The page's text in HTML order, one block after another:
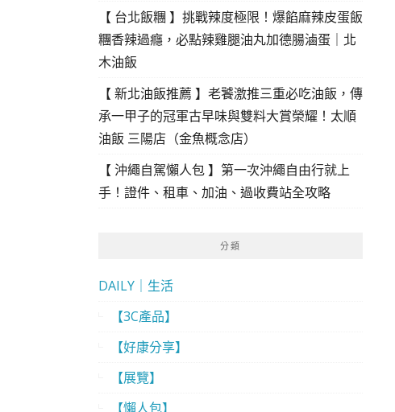
【 台北飯糰 】挑戰辣度極限！爆餡麻辣皮蛋飯
糰香辣過癮，必點辣雞腿油丸加德腸滷蛋｜北
木油飯
【 新北油飯推薦 】老饕激推三重必吃油飯，傳
承一甲子的冠軍古早味與雙料大賞榮耀！太順
油飯 三陽店（金魚概念店）
【 沖繩自駕懶人包 】第一次沖繩自由行就上
手！證件、租車、加油、過收費站全攻略
分類
DAILY｜生活
【3C產品】
【好康分享】
【展覽】
【懶人包】